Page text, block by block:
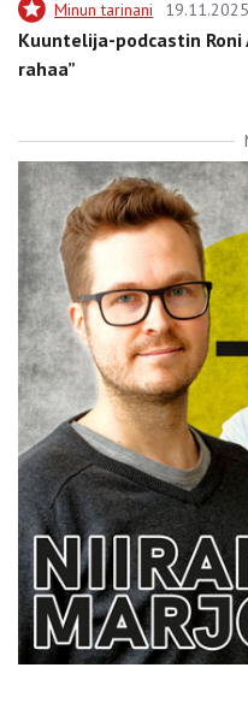
Minun tarinani 19.11.2025
Kuuntelija-podcastin Roni
rahaa”